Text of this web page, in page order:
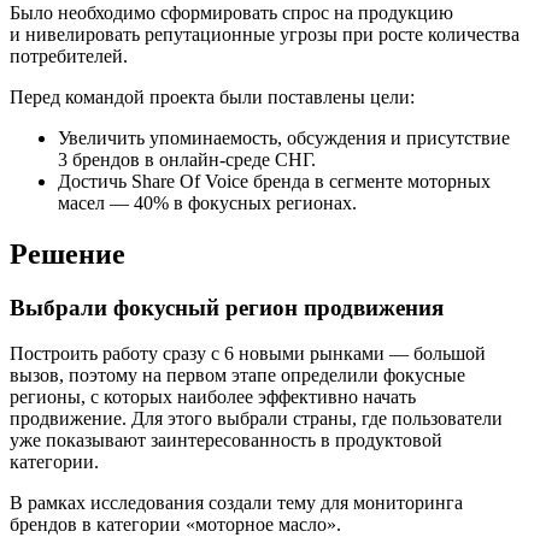
Было необходимо сформировать спрос на продукцию
и нивелировать репутационные угрозы при росте количества
потребителей.
Перед командой проекта были поставлены цели:
Увеличить упоминаемость, обсуждения и присутствие
3 брендов в онлайн-среде СНГ.
Достичь Share Of Voice бренда в сегменте моторных
масел — 40% в фокусных регионах.
Решение
Выбрали фокусный регион продвижения
Построить работу сразу с 6 новыми рынками — большой
вызов, поэтому на первом этапе определили фокусные
регионы, с которых наиболее эффективно начать
продвижение. Для этого выбрали страны, где пользователи
уже показывают заинтересованность в продуктовой
категории.
В рамках исследования создали тему для мониторинга
брендов в категории «моторное масло».